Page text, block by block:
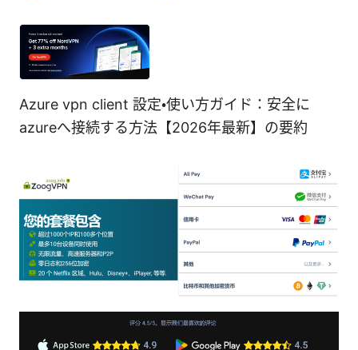
Azure vpn client 設定・使い方ガイド：安全に
azureへ接続する方法【2026年最新】の要約